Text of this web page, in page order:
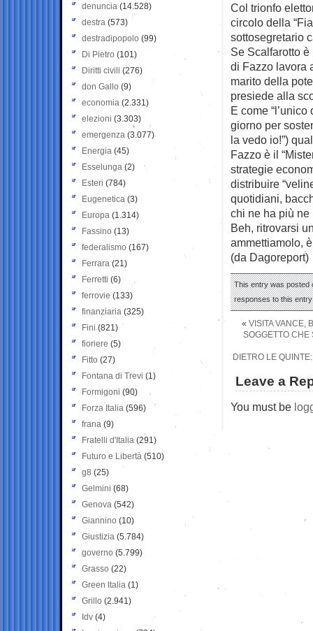
Col trionfo
circolo della
sottosegretario
Se Scalfarotto è
di Fazzo lavora
marito della
presiede alla
E come
giorno per
la vedo io!”)
Fazzo è il
strategie
distribuire
quotidiani,
chi ne ha più ne
Beh, ritrovarsi
ammettiamolo,
(da Dagoreport)
This entry was posted
responses to this
« VISITA VANCE,
SOGGETTO CHE
DIETRO LE
Leave a
You must be
denuncia (14.528)
destra (573)
destradipopolo (99)
Di Pietro (101)
Diritti civili (276)
don Gallo (9)
economia (2.331)
elezioni (3.303)
emergenza (3.077)
Energia (45)
Esselunga (2)
Esteri (784)
Eugenetica (3)
Europa (1.314)
Fassino (13)
federalismo (167)
Ferrara (21)
Ferretti (6)
ferrovie (133)
finanziaria (325)
Fini (821)
fioriere (5)
Fitto (27)
Fontana di Trevi (1)
Formigoni (90)
Forza Italia (596)
frana (9)
Fratelli d'Italia (291)
Futuro e Libertà (510)
g8 (25)
Gelmini (68)
Genova (542)
Giannino (10)
Giustizia (5.784)
governo (5.799)
Grasso (22)
Green Italia (1)
Grillo (2.941)
Idv (4)